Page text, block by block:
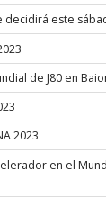
decidirá este
de J80 en
2023
en el